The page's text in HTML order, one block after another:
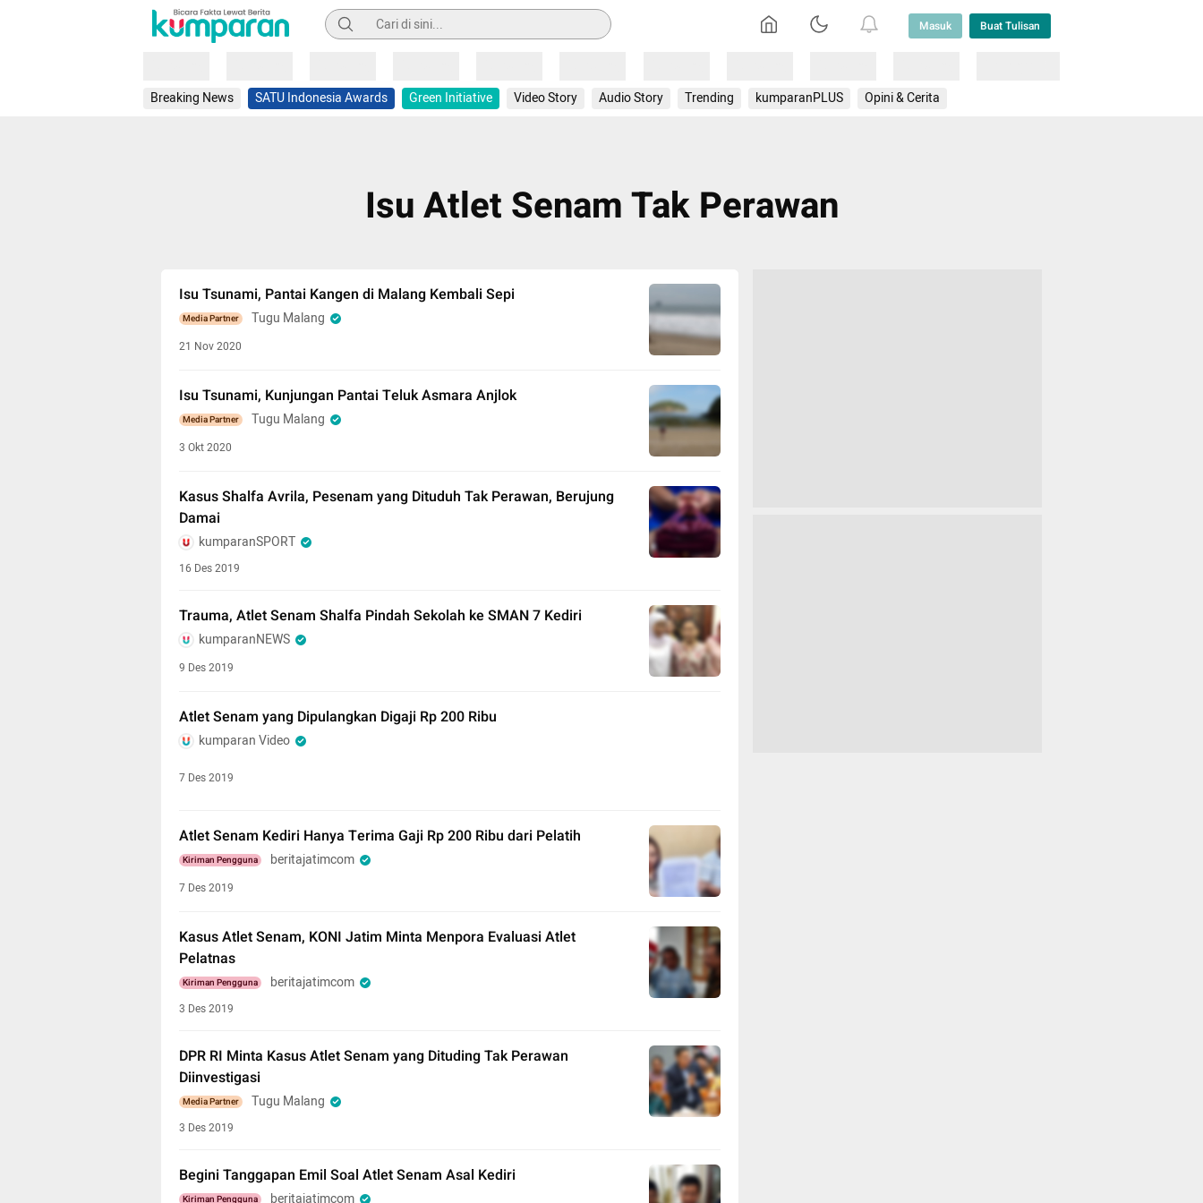
Pencarian Masuk Buat Tulisan
Breaking News SATU Indonesia Awards Green Initiative Video Story Audio Story Trending kumparanPLUS Opini & Cerita
Isu Atlet Senam Tak Perawan
Isu Tsunami, Pantai Kangen di Malang Kembali Sepi
Media Partner Tugu Malang
21 Nov 2020
Isu Tsunami, Kunjungan Pantai Teluk Asmara Anjlok
Media Partner Tugu Malang
3 Okt 2020
Kasus Shalfa Avrila, Pesenam yang Dituduh Tak Perawan, Berujung
Damai
kumparanSPORT
16 Des 2019
Trauma, Atlet Senam Shalfa Pindah Sekolah ke SMAN 7 Kediri
kumparanNEWS
9 Des 2019
Atlet Senam yang Dipulangkan Digaji Rp 200 Ribu
kumparan Video
7 Des 2019
Atlet Senam Kediri Hanya Terima Gaji Rp 200 Ribu dari Pelatih
Kiriman Pengguna beritajatimcom
7 Des 2019
Kasus Atlet Senam, KONI Jatim Minta Menpora Evaluasi Atlet
Pelatnas
Kiriman Pengguna beritajatimcom
3 Des 2019
DPR RI Minta Kasus Atlet Senam yang Dituding Tak Perawan
Diinvestigasi
Media Partner Tugu Malang
3 Des 2019
Begini Tanggapan Emil Soal Atlet Senam Asal Kediri
Kiriman Pengguna beritajatimcom